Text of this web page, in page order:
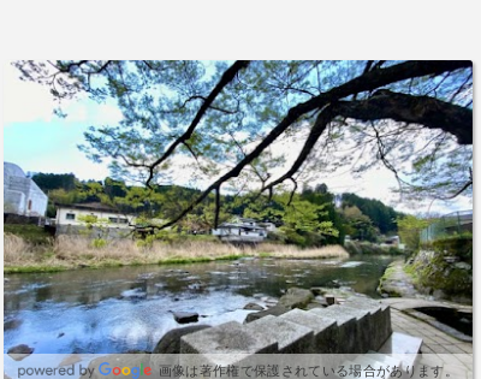
が、触ったら皮膚がツルツルする感触がありま
す。道の駅小国側から向かった際に、左手に駐車
場がありますし、けやき水源入口の50メートル手
前の右側に「けやき公園」があり、そこにも駐車
することが出来ます。
画像は著作権で保護されている場合があります。